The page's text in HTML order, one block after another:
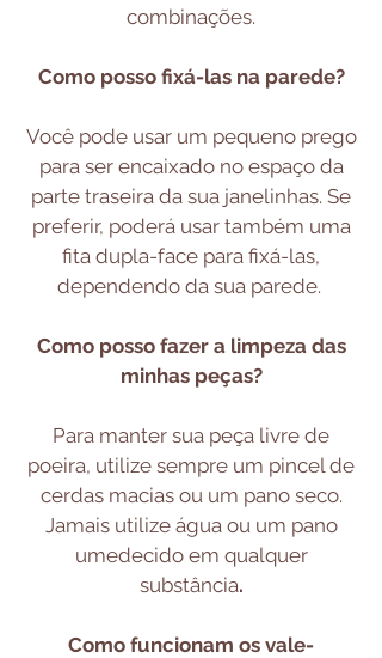
combinações.
Como posso fixá-las na parede?
Você pode usar um pequeno prego
para ser encaixado no espaço da
parte traseira da sua janelinhas. Se
preferir, poderá usar também uma
fita dupla-face para fixá-las,
dependendo da sua parede.
Como posso fazer a limpeza das
minhas peças?
Para manter sua peça livre de
poeira, utilize sempre um pincel de
cerdas macias ou um pano seco.
Jamais utilize água ou um pano
umedecido em qualquer
substância.
Como funcionam os vale-